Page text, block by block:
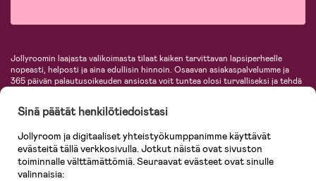
Jollyroomin laajasta valikoimasta tilaat kaiken tarvittavan lapsiperheelle
nopeasti, helposti ja aina edullisin hinnoin. Osaavan asiakaspalvelumme ja
365 päivän palautusoikeuden ansiosta voit tuntea olosi turvalliseksi ja tehdä
lastentarvikkeita sekä paljon muuta. Meiltä löydät lukuisia tunnettuja
KidKraft, Ergobaby, Philips Avent, Neonate, Cybex, LEGO ja monia muita!
Tervetuloa shoppailemaan Pohjoismaiden suurimpaan lastentarvikkeiden
verkkokauppaan!
Sinä päätät henkilötiedoistasi
Jollyroom ja digitaaliset yhteistyökumppanimme käyttävät
evästeitä tällä verkkosivulla. Jotkut näistä ovat sivuston
toiminnalle välttämättömiä. Seuraavat evästeet ovat sinulle
valinnaisia: